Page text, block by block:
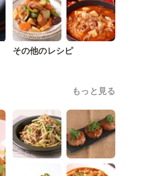
その他のレシピ
もっと見る